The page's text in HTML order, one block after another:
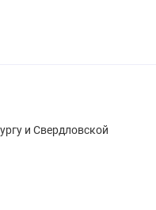
и Свердловской